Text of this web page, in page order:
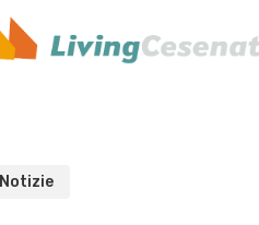
Notizie